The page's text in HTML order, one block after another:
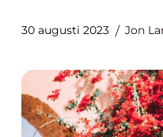
30 augusti 2023 Jon